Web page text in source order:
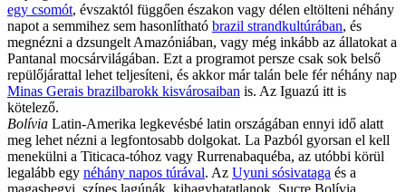
egy csomót, évszaktól függően északon vagy délen eltölteni néhány
napot a semmihez sem hasonlítható brazil strandkultúrában, és
megnézni a dzsungelt Amazóniában, vagy még inkább az állatokat a
Pantanal mocsárvilágában. Ezt a programot persze csak sok belső
repülőjárattal lehet teljesíteni, és akkor már talán bele fér néhány nap
Minas Gerais brazilbarokk kisvárosaiban is. Az Iguazú itt is
kötelező.
Bolívia Latin-Amerika legkevésbé latin országában ennyi idő alatt
meg lehet nézni a legfontosabb dolgokat. La Pazból gyorsan el kell
menekülni a Titicaca-tóhoz vagy Rurrenabaquéba, az utóbbi körül
legalább egy néhány napos túrával. Az Uyuni sósivataga és a
magashegyi, színes lagúnák, kihagyhatatlanok. Sucre Bolívia